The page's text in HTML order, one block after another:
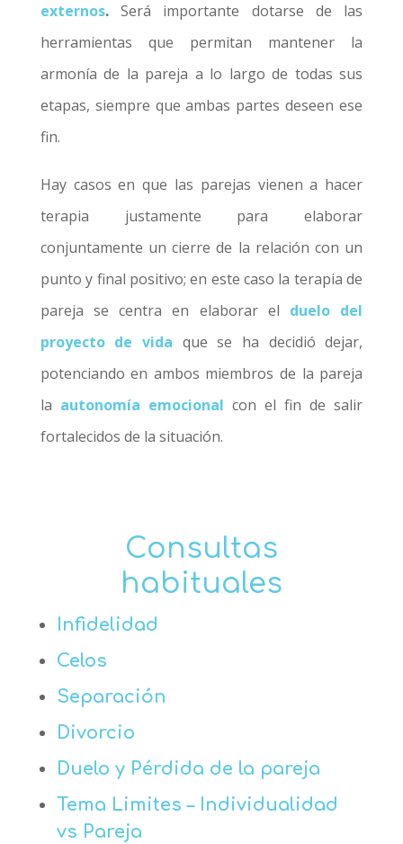
externos.Será importante dotarse de las
herramientas que permitan mantener la
armonía de la pareja a lo largo de todas sus
etapas, siempre que ambas partes deseen ese
fin.
Hay casos en que las parejas vienen a hacer
terapia justamente para elaborar
conjuntamente un cierre de la relación con un
punto y final positivo; en este caso la terapia de
pareja se centra en elaborar el duelo del
proyecto de vida que se ha decidió dejar,
potenciando en ambos miembros de la pareja
la autonomía emocional con el fin de salir
fortalecidos de la situación.
Consultas
habituales
Infidelidad
Celos
Separación
Divorcio
Duelo y Pérdida de la pareja
Tema Limites – Individualidad
vs Pareja